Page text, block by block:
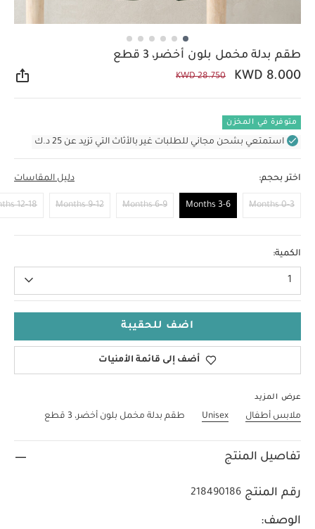
طقم بدلة مخمل بلون أخضر، 3 قطع
KWD 8.000
KWD 28.750
متوفرة في المخزن
استمتعي بشحن مجاني للطلبات غير بالأثاث التي تزيد عن 25 د.ك
اختر بحجم: دليل المقاسات
0-3 Months
3-6 Months
6-9 Months
9-12 Months
12-18 Months
الكمية:
1
اضف للحقيبة
أضف إلى قائمة الأمنيات
عرض المزيد
ملابس أطفال Unisex طقم بدلة مخمل بلون أخضر، 3 قطع
تفاصيل المنتج
رقم المنتج 218490186
الوصف: